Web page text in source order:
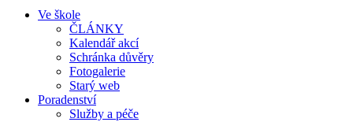
Ve škole
ČLÁNKY
Kalendář akcí
Schránka důvěry
Fotogalerie
Starý web
Poradenství
Služby a péče